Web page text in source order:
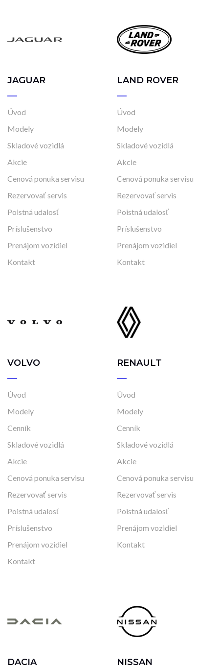
Cena
21 290 €
Stav
Na ceste
Skladom
Vo výrobe
Vo výrobe, s možnosťou meniť konfiguráciu
JAGUAR
Úvod
Modely
Skladové vozidlá
Akcie
Cenová ponuka servisu
Rezervovať servis
Poistná udalosť
Príslušenstvo
Prenájom vozidiel
Kontakt
LAND ROVER
Úvod
Modely
Skladové vozidlá
Akcie
Cenová ponuka servisu
Rezervovať servis
Poistná udalosť
Príslušenstvo
Prenájom vozidiel
Kontakt
VOLVO
Úvod
Modely
Cenník
Skladové vozidlá
Akcie
Cenová ponuka servisu
Rezervovať servis
Poistná udalosť
Príslušenstvo
Prenájom vozidiel
Kontakt
RENAULT
Úvod
Modely
Cenník
Skladové vozidlá
Akcie
Cenová ponuka servisu
Rezervovať servis
Poistná udalosť
Prenájom vozidiel
Kontakt
DACIA NISSAN